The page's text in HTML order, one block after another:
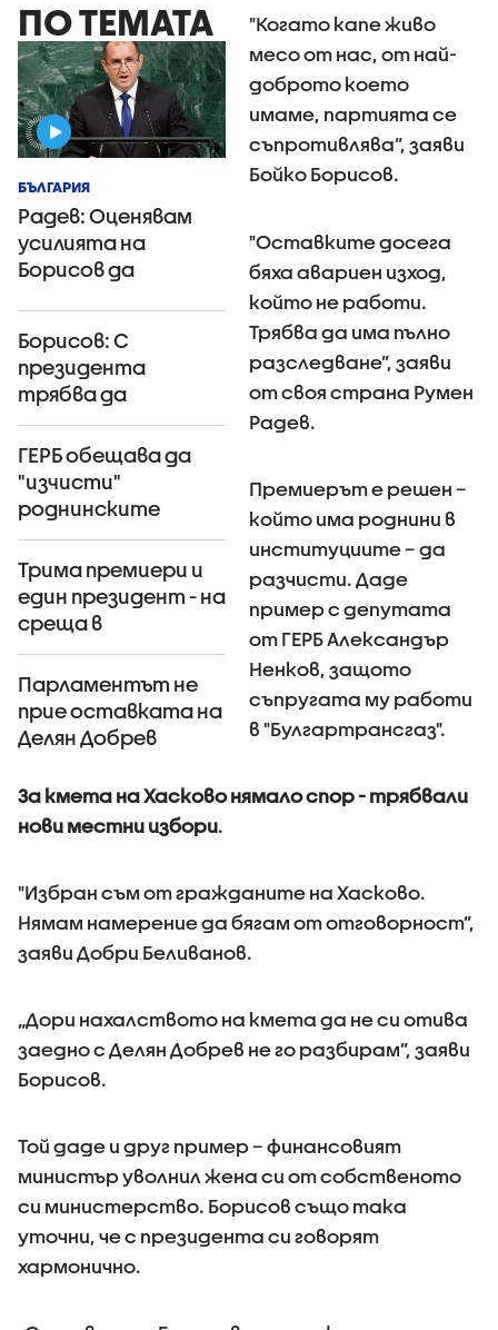
ПО ТЕМАТА
БЪЛГАРИЯ
Радев: Оценявам
усилията на
Борисов да
Борисов: С
президента
трябва да
работим в мир и
синхрон (ВИДЕО)
ГЕРБ обещава да
"изчисти"
роднинските
назначения (ВИДЕО)
Трима премиери и
един президент - на
среща в
"Евксиноград"
(ВИДЕО+СНИМКИ)
Парламентът не
прие оставката на
Делян Добрев
"Когато капе живо
месо от нас, от най-
доброто което
имаме, партията се
съпротивлява”, заяви
Бойко Борисов.
"Оставките досега
бяха авариен изход,
който не работи.
Трябва да има пълно
разследване”, заяви
от своя страна Румен
Радев.
Премиерът е решен –
който има роднини в
институциите – да
разчисти. Даде
пример с депутата
от ГЕРБ Александър
Ненков, защото
съпругата му работи
в "Булгартрансгаз".
За кмета на Хасково нямало спор - трябвали
нови местни избори.
"Избран съм от гражданите на Хасково.
Нямам намерение да бягам от отговорност”,
заяви Добри Беливанов.
„Дори нахалството на кмета да не си отива
заедно с Делян Добрев не го разбирам”, заяви
Борисов.
Той даде и друг пример – финансовият
министър уволнил жена си от собственото
си министерство. Борисов също така
уточни, че с президента си говорят
хармонично.